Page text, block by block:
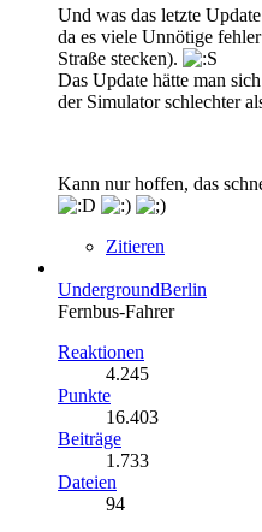
Und was das letzte
da es viele Unnötige
Straße stecken).
Das Update hätte man
der Simulator schlechter
Kann nur hoffen, das
Zitieren
UndergroundBerlin
Fernbus-Fahrer
Reaktionen
4.245
Punkte
16.403
Beiträge
1.733
Dateien
94